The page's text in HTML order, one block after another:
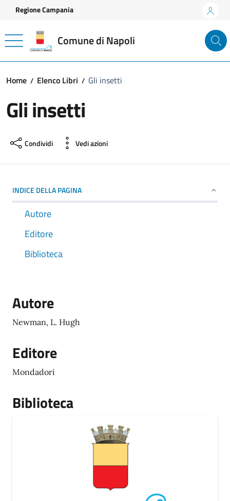
Vai ai contenuti
Vai al footer
Regione Campania
Comune di Napoli
Home Elenco Libri Gli insetti
Gli insetti
Condividi Vedi azioni
INDICE DELLA PAGINA
Autore
Editore
Biblioteca
Autore
Newman, L. Hugh
Editore
Mondadori
Biblioteca